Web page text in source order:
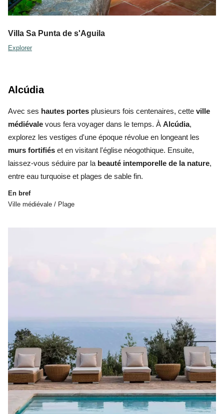
Villa Sa Punta de s'Aguila
Explorer
Alcúdia
Avec ses hautes portes plusieurs fois centenaires, cette ville
médiévale vous fera voyager dans le temps. À Alcúdia,
explorez les vestiges d'une époque révolue en longeant les
murs fortifiés et en visitant l'église néogothique. Ensuite,
laissez-vous séduire par la beauté intemporelle de la nature,
entre eau turquoise et plages de sable fin.
En bref
Ville médiévale / Plage